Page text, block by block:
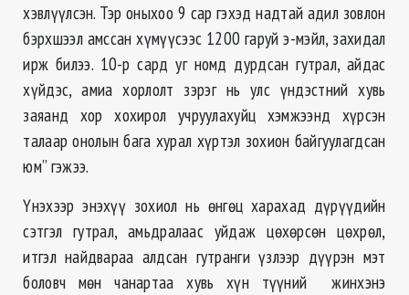
хэвлүүлсэн. Тэр оныхоо 9 сар гэхэд надтай адил зовлон
бэрхшээл амссан хүмүүсээс 1200 гаруй э-мэйл, захидал
ирж билээ. 10-р сард уг номд дурдсан гутрал, айдас
хүйдэс, амиа хорлолт зэрэг нь улс үндэстний хувь
заяанд хор хохирол учруулахуйц хэмжээнд хүрсэн
талаар онолын бага хурал хүртэл зохион байгуулагдсан
юм” гэжээ.
Үнэхээр энэхүү зохиол нь өнгөц харахад дүрүүдийн
сэтгэл гутрал, амьдралаас уйдаж цөхөрсөн цөхрөл,
итгэл найдвараа алдсан гутранги үзлээр дүүрэн мэт
боловч мөн чанартаа хувь хүн түүний жинхэнэ